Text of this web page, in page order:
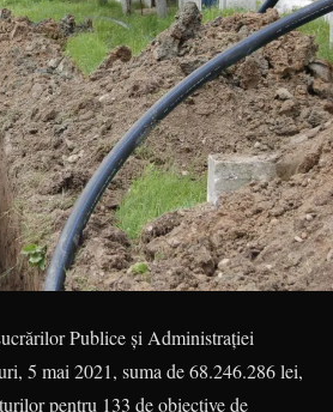
Publice și Administrației
5 mai 2021, suma de 68.246.286 lei,
pentru 133 de obiective de